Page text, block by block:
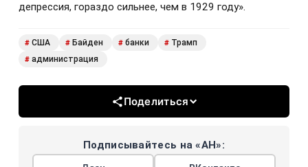
депрессия, гораздо сильнее, чем в 1929 году».
# США # Байден # банки # Трамп
# администрация
Поделиться
Подписывайтесь на «АН»: